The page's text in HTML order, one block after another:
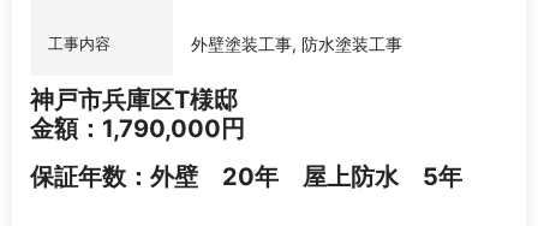
工事内容 外壁塗装工事, 防水塗装工事
神戸市兵庫区T様邸
金額：1,790,000円
保証年数：外壁 20年 屋上防水 5年